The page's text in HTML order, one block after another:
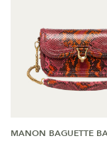
MANON BAGUETTE